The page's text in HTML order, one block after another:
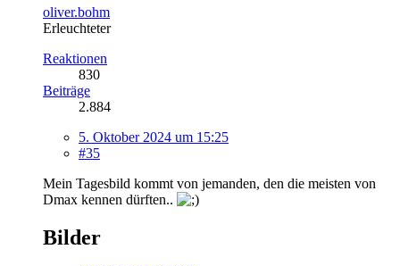
oliver.bohm
Erleuchteter
Reaktionen
830
Beiträge
2.884
5. Oktober 2024 um 15:25
#35
Mein Tagesbild kommt von jemanden, den die meisten von
Dmax kennen dürften..
Bilder